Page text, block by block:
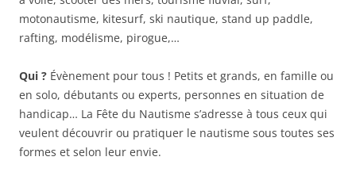
motonautisme, kitesurf, ski nautique, stand up paddle,
rafting, modélisme, pirogue,…
Qui ? Évènement pour tous ! Petits et grands, en famille ou
en solo, débutants ou experts, personnes en situation de
handicap… La Fête du Nautisme s’adresse à tous ceux qui
veulent découvrir ou pratiquer le nautisme sous toutes ses
formes et selon leur envie.